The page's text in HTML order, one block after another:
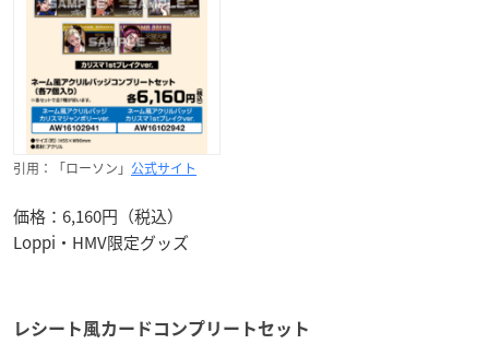
引用：「ローソン」 公式サイト
価格：6,160円（税込）
Loppi・HMV限定グッズ
レシート風カードコンプリートセット